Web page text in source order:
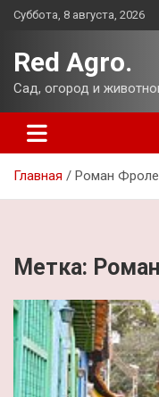
Перейти
Суббота, 8 августа, 2026
Red Agro.
Сад, огород и
Главная Роман
Метка: